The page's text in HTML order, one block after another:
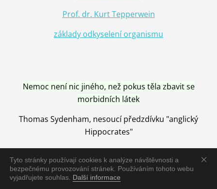
Tyto stránky používají cookies k analýze návštěvnosti a
bezpečnému provozování stránek. Používáním tohoto webu
vyjadřujete souhlas. Další informace
Prof. dr. Kurt Tepperwein
základy odkyselení organismu
Nemoc není nic jiného, než pokus těla zbavit se
morbidních látek
Thomas Sydenham, nesoucí předzdívku "anglický
Hippocrates"
Nemoc je vyléčena jen pomocí Přírody, neutralizací a